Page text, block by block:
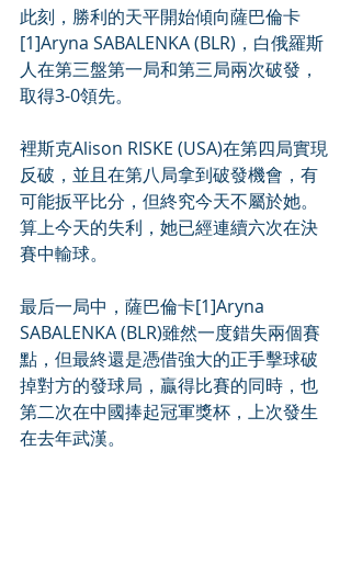
此刻，勝利的天平開始傾向薩巴倫卡
[1]Aryna SABALENKA (BLR)，白俄羅斯
人在第三盤第一局和第三局兩次破發，
取得3-0領先。
裡斯克Alison RISKE (USA)在第四局實現
反破，並且在第八局拿到破發機會，有
可能扳平比分，但終究今天不屬於她。
算上今天的失利，她已經連續六次在決
賽中輸球。
最后一局中，薩巴倫卡[1]Aryna
SABALENKA (BLR)雖然一度錯失兩個賽
點，但最終還是憑借強大的正手擊球破
掉對方的發球局，贏得比賽的同時，也
第二次在中國捧起冠軍獎杯，上次發生
在去年武漢。